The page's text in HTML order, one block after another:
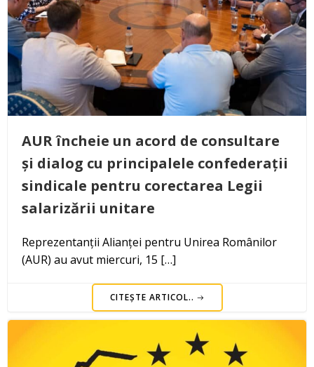
AUR încheie un acord de consultare
și dialog cu principalele confederații
sindicale pentru corectarea Legii
salarizării unitare
Reprezentanții Alianței pentru Unirea Românilor
(AUR) au avut miercuri, 15 […]
CITEȘTE ARTICOL..